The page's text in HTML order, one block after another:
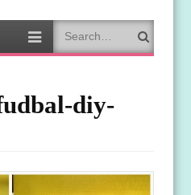
Search
diy-